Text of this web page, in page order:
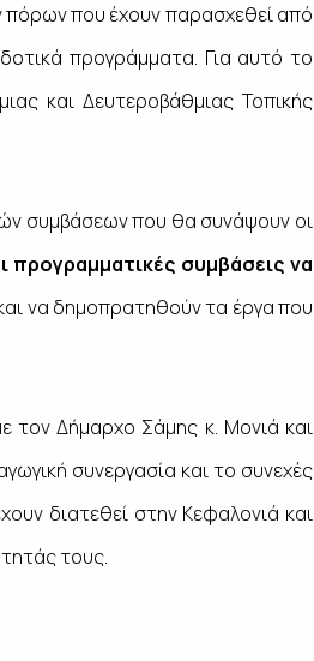
που έχουν παρασχεθεί από
προγράμματα. Για αυτό το
και Δευτεροβάθμιας Τοπικής
συμβάσεων που θα συνάψουν οι
συμβάσεις να
να δημοπρατηθούν τα έργα που
τον Δήμαρχο Σάμης κ. Μονιά και
συνεργασία και το συνεχές
διατεθεί στην Κεφαλονιά και
τους.